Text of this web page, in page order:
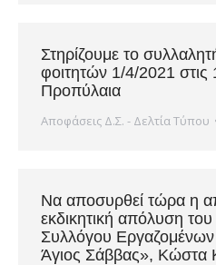
Στηρίζουμε το
φοιτητών 1/4/2021 στις
Προπύλαια
Αποφάσεις Δ.Σ. - Δελτία Τύπου
Να αποσυρθεί τώρα η
εκδικητική απόλυση
Συλλόγου
Άγιος Σάββας», Κώστα